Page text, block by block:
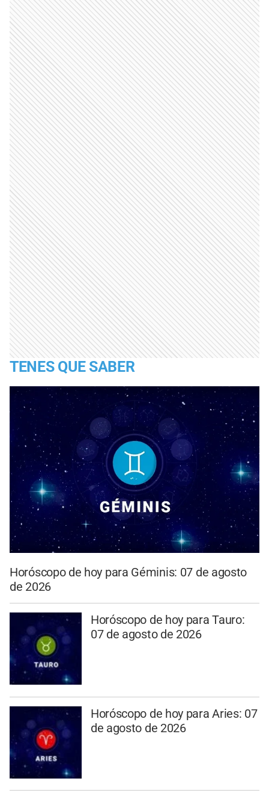
TENES QUE SABER
Horóscopo de hoy para Géminis: 07 de agosto
de 2026
Horóscopo de hoy para Tauro:
07 de agosto de 2026
Horóscopo de hoy para Aries: 07
de agosto de 2026